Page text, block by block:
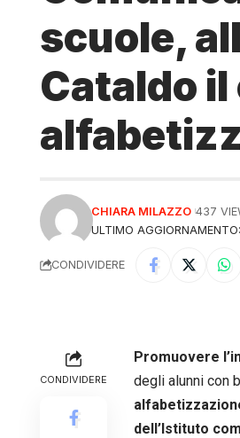
scuole,
Cataldo
ULTIMO
CHIARA MILAZZO 437
CONDIVIDERE
CONDIVIDERE
Promuovere
degli alunni con
dell’Istituto